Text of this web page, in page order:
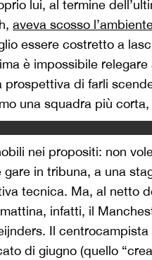
lui, al termine
aveva scosso
essere costretto a
è impossibile
prospettiva di farli
una squadra più corta,
nei propositi: non
in tribuna, a una
tecnica. Ma, al netto
infatti, il
Il
di giugno (quello